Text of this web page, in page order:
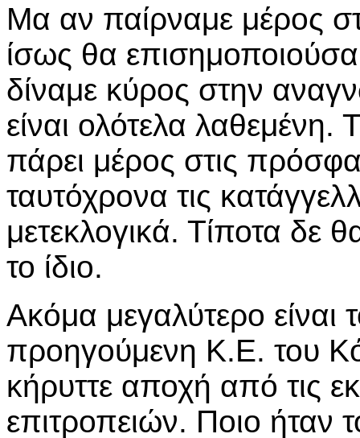
Μα αν παίρναμε μέρος
ίσως θα
δίναμε κύρος στην
είναι ολότελα
πάρει μέρος στις
ταυτόχρονα τις
μετεκλογικά. Τίποτα δε
το ίδιο.
Ακόμα μεγαλύτερο
προηγούμενη Κ.Ε. του
κήρυττε αποχή από τις
επιτροπειών. Ποιο ήταν